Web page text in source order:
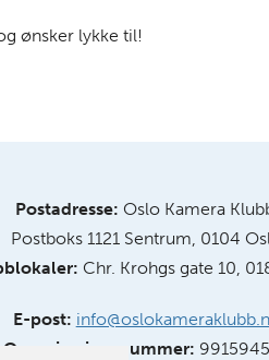
ønsker lykke til!
Postadresse: Oslo Kamera
Postboks 1121 Sentrum, 0104
Chr. Krohgs gate 10,
E-post:
Organisasjonsnummer: